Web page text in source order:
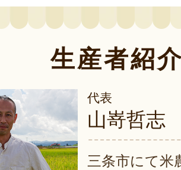
生産者紹
代表
山嵜哲志
三条市にて米